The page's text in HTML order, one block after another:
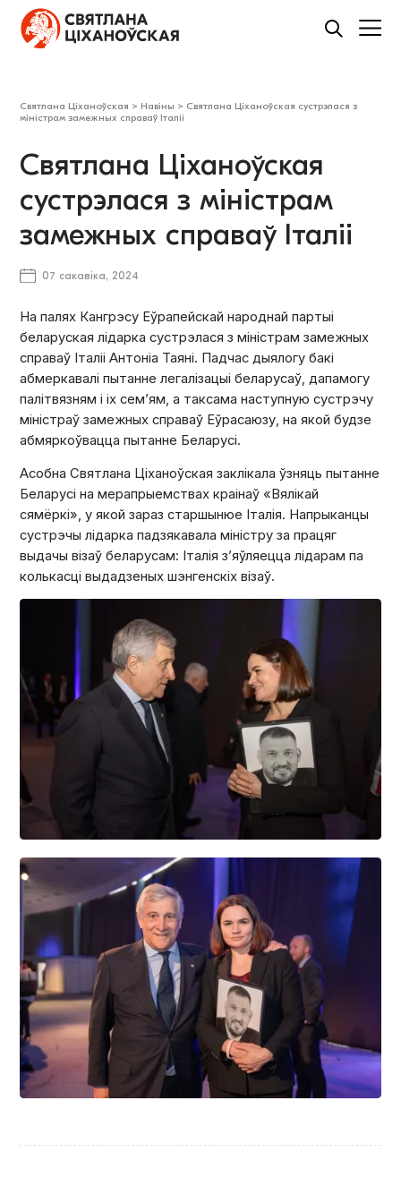
Святлана Ціханоўская > Навіны > Святлана Ціханоўская сустрэлася з
міністрам замежных справаў Італіі
Святлана Ціханоўская
сустрэлася з міністрам
замежных справаў Італіі
07 сакавіка, 2024
На палях Кангрэсу Еўрапейскай народнай партыі
беларуская лідарка сустрэлася з міністрам замежных
справаў Італіі Антоніа Таяні. Падчас дыялогу бакі
абмеркавалі пытанне легалізацыі беларусаў, дапамогу
палітвязням і іх сем’ям, а таксама наступную сустрэчу
міністраў замежных справаў Еўрасаюзу, на якой будзе
абмяркоўвацца пытанне Беларусі.
Асобна Святлана Ціханоўская заклікала ўзняць пытанне
Беларусі на мерапрыемствах краінаў «Вялікай
сямёркі», у якой зараз старшынюе Італія. Напрыканцы
сустрэчы лідарка падзякавала міністру за працяг
выдачы візаў беларусам: Італія з’яўляецца лідарам па
колькасці выдадзеных шэнгенскіх візаў.